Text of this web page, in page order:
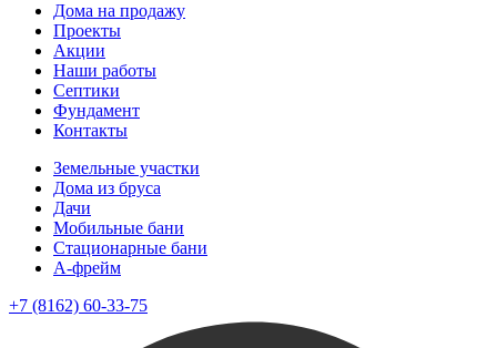
Дома на продажу
Проекты
Акции
Наши работы
Септики
Фундамент
Контакты
Земельные участки
Дома из бруса
Дачи
Мобильные бани
Стационарные бани
A-фрейм
+7 (8162) 60-33-75